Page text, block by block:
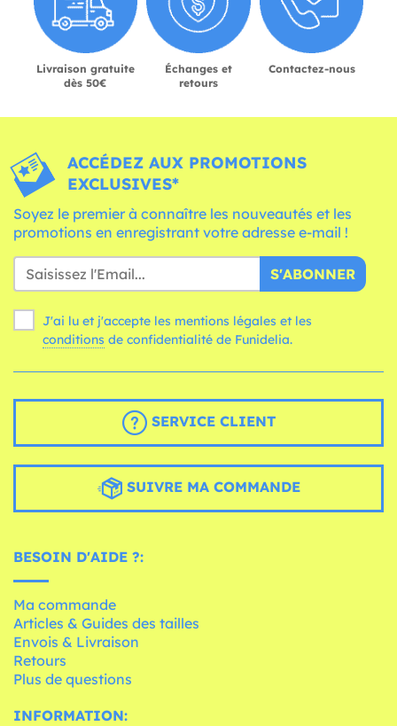
Livraison gratuite
dès 50€
Échanges et
retours
Contactez-nous
ACCÉDEZ AUX PROMOTIONS
EXCLUSIVES*
Soyez le premier à connaître les nouveautés et les
promotions en enregistrant votre adresse e-mail !
S'ABONNER
J'ai lu et j'accepte les mentions légales et les
conditions de confidentialité de Funidelia.
SERVICE CLIENT
SUIVRE MA COMMANDE
BESOIN D'AIDE ?:
Ma commande
Articles & Guides des tailles
Envois & Livraison
Retours
Plus de questions
INFORMATION: